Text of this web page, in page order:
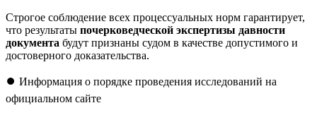
Строгое соблюдение всех процессуальных норм гарантирует,
что результаты почерковедческой экспертизы давности
документа будут признаны судом в качестве допустимого и
достоверного доказательства.
⏺️ Информация о порядке проведения исследований на
официальном сайте